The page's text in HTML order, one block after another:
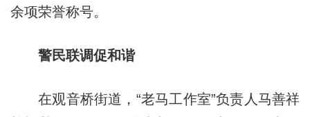
余项荣誉称号。
警民联调促和谐
在观音桥街道，“老马工作室”负责人马善祥